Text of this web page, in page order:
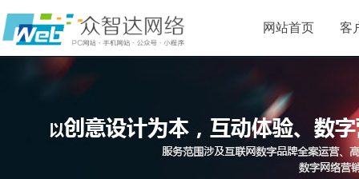
网站首页 客